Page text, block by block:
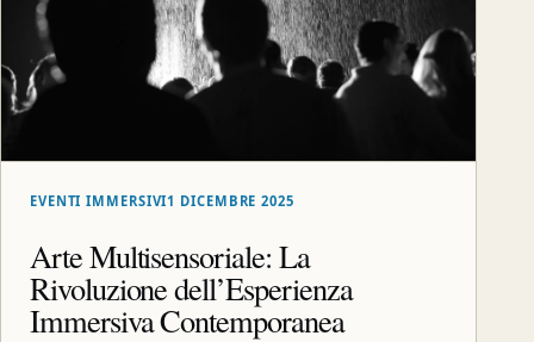
EVENTI IMMERSIVI1 DICEMBRE 2025
Arte Multisensoriale: La
Rivoluzione dell’Esperienza
Immersiva Contemporanea